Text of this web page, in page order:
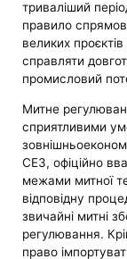
триваліший
правило
великих
справляти
промисловий
Митне
сприятливими
СЕЗ, офіційно
межами митної
відповідну
звичайні митні
регулювання.
право